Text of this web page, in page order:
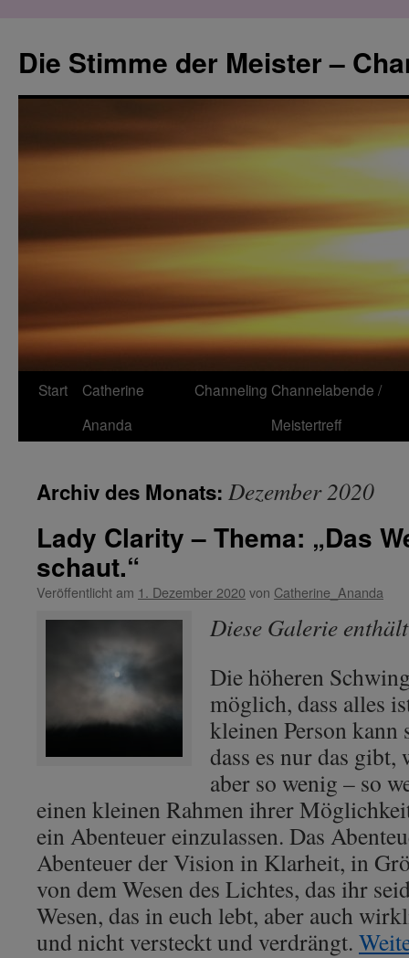
springen
Die Stimme der Meister –
Start
Catherine
Ananda
Channeling Channelabende /
Meistertreff
Archiv des Monats: Dezember 2020
Lady Clarity – Thema: „Das
schaut.“
Veröffentlicht am 1. Dezember 2020 von Catherine_Ananda
Diese Galerie
Die höheren
möglich, dass alles
kleinen Person
dass es nur das gibt,
aber so wenig – so
einen kleinen Rahmen ihrer
ein Abenteuer einzulassen. Das
Abenteuer der Vision in Klarheit, in
von dem Wesen des Lichtes, das ihr
Wesen, das in euch lebt, aber auch
und nicht versteckt und verdrängt.